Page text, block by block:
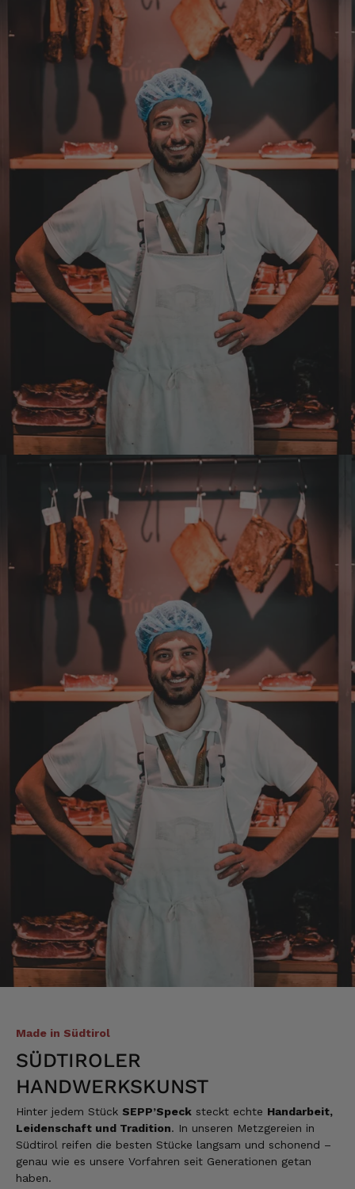
Made in Südtirol
SÜDTIROLER
HANDWERKSKUNST
Hinter jedem Stück SEPP’Speck steckt echte Handarbeit,
Leidenschaft und Tradition. In unseren Metzgereien in
Südtirol reifen die besten Stücke langsam und schonend –
genau wie es unsere Vorfahren seit Generationen getan
haben.
Steffi
Verifizierter Kunde
Sehr gute Produkte und auch eine schnelle
Lieferung. Produkte auch lange haltbar.
Bernhard
Verifizierter Kunde
Die Ware wurde sehr schnell geliefert und ich
habe sie dann auch gleich probiert und es ist
natürlich ein wunderbarer Geschmack aus
Tirol und ich bin froh, dass sie so eine gute
Qualität liefert
7.8.2026
Christa
Verifizierter Kunde
Der Schinken schmeckt sehr gut durch die
Bergkräuter. Ich würde mir wünschen
einzelne Teile zu bestellen. Meistens sind es
Pakete. Bin Rentnerin und brauche nicht so
viel.
7.8.2026
Verifizierter Kunde
Tolles Angebot, Qualität und Geschmack -
Note 1
7.8.2026
Elfi
Verifizierter Kunde
Man gibt sich sehr viel Mühe mit meine
Wünsche zu erfüllen !! Vielen Dank dafür!!
7.8.2026
Anonym
Verifizierter Kunde
Bisher alles lecker und gut.
7.8.2026
Roland
Verifizierter Kunde
Hallo Ich konnte erst heute mein Paket
abholen , bin sehr überrascht kann Euch nur
weiter empfehlen Lg Roland Rihaczek
Alle Bewertungen Lesen